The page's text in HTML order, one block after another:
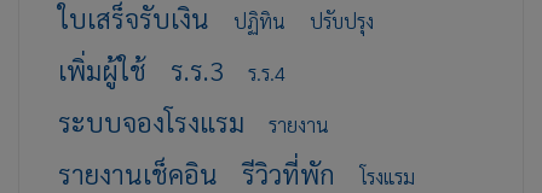
ใบเสร็จรับเงิน ปฏิทิน ปรับปรุง
เพิ่มผู้ใช้ ร.ร.3 ร.ร.4
ระบบจองโรงแรม รายงาน
รายงานเช็คอิน รีวิวที่พัก
โรงแรม